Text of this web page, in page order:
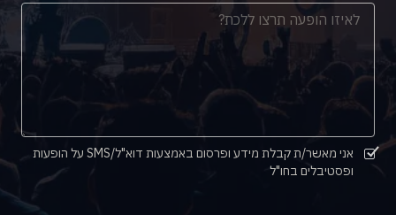
אני מאשר/ת קבלת מידע ופרסום באמצעות דוא"ל/SMS על הופעות
ופסטיבלים בחו"ל